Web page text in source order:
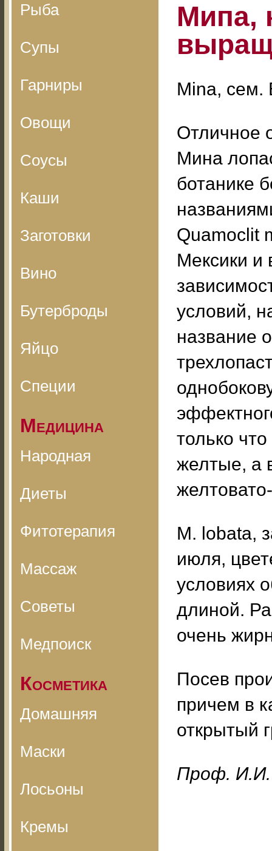
Рыба
Супы
Гарниры
Овощи
Соусы
Каши
Заготовки
Вино
Бутерброды
Яйцо
Специи
Медицина
Народная
Диеты
Фитотерапия
Массаж
Советы
Медпоиск
Косметика
Домашняя
Маски
Лосьоны
Кремы
Мипа,
Mina, сем.
Отличное
Мина
ботанике
Quamoclit
Мексики и
условий,
название
только
желтые, а
М. lobata,
июля,
условиях
длиной.
очень
Посев
причем в
открытый
Проф. И.И.